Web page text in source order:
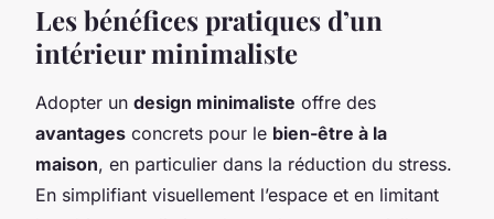
Les bénéfices pratiques d’un
intérieur minimaliste
Adopter un design minimaliste offre des
avantages concrets pour le bien-être à la
maison, en particulier dans la réduction du stress.
En simplifiant visuellement l’espace et en limitant